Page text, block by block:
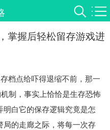
掌握后轻松留存游戏进
档点给吓得退缩不前，那一
制，事实上恰恰是生存恐怖
白它的保存逻辑究竟是怎
的走廊之际，将每一次存